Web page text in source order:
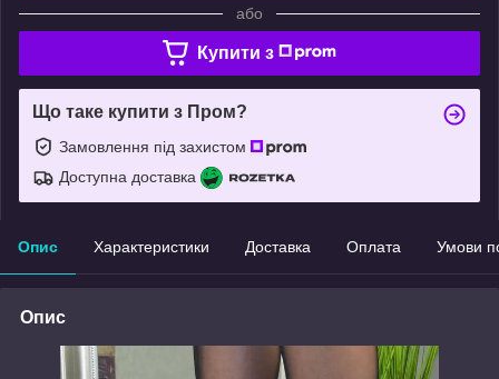
або
Купити з
Що таке купити з Пром?
Замовлення під захистом
Доступна доставка
Опис Характеристики Доставка Оплата Умови
Опис